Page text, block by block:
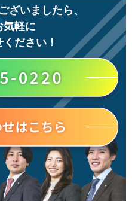
ざいましたら、
気軽に
ださい！